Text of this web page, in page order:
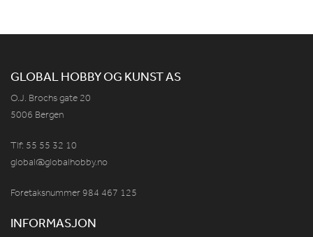
GLOBAL HOBBY OG KUNST AS
O.J. Brochs gate 20
5006 Bergen
Tlf: 55 55 32 10
global@globalhobby.no
Foretaksnummer 984 467 125
INFORMASJON